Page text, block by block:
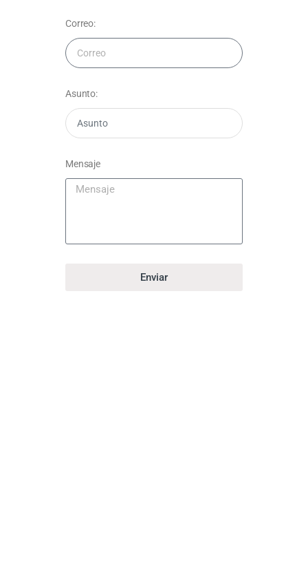
Correo:
Asunto:
Mensaje
Enviar